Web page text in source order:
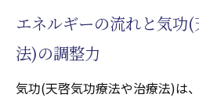
エネルギーの流れと気功
法)の調整力
気功(天啓気功療法や治療法)は